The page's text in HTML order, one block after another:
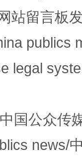
站留言板
publics
legal
国公众传
news/